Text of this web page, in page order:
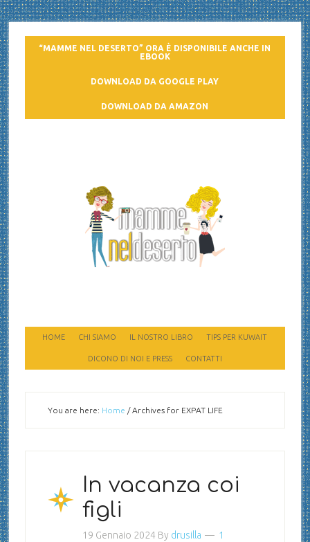
“MAMME NEL DESERTO” ORA È DISPONIBILE ANCHE IN
EBOOK
DOWNLOAD DA GOOGLE PLAY
DOWNLOAD DA AMAZON
HOME CHI SIAMO IL NOSTRO LIBRO TIPS PER KUWAIT
DICONO DI NOI E PRESS CONTATTI
You are here: Home /Archives for EXPAT LIFE
In vacanza coi
figli
19 Gennaio 2024 By drusilla
1